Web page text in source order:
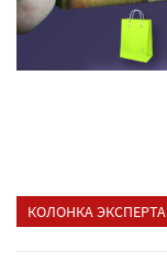
КОЛОНКА ЭКСПЕРТА